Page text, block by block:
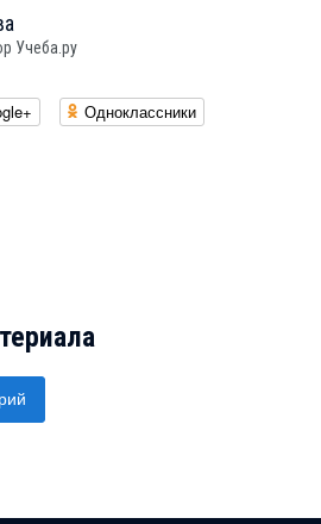
Учеба.ру
Одноклассники